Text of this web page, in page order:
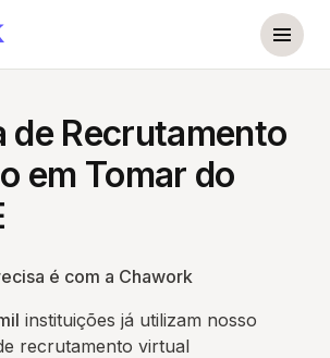
de Recrutamento
em Tomar do
é com a Chawork
instituições já utilizam nosso
recrutamento virtual